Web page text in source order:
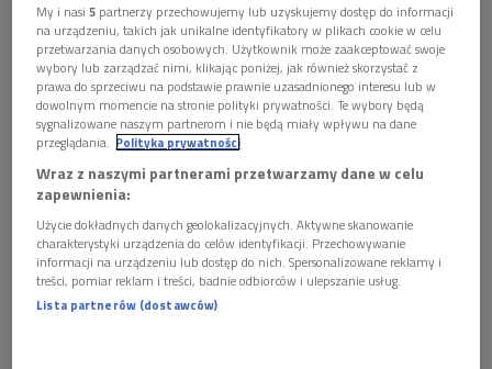
Piotr Kędziorek pierwszy raz wystąpił publicznie w
nowej roli - dyrektora radiowej Dwójki.
Podczas wywiadu w "Poranku Dwójki" mówił o swoim
pomyśle na stację i odpowiedzialności, którą czuje.
Więcej pogłębionej publicystyki, muzyczny status
quo i powroty dziennikarzy związanych w przeszłości z
Programem 2 - takie konkrety padły z ust nowego
szefa anteny.
Nowy szef Dwójki przez całe swoje zawodowe
My i nasi5 partnerzy przechowujemy lub uzyskujemy dostęp do informacji
na urządzeniu, takich jak unikalne identyfikatory w plikach cookie w celu
przetwarzania danych osobowych. Użytkownik może zaakceptować swoje
wybory lub zarządzać nimi, klikając poniżej, jak również skorzystać z
prawa do sprzeciwu na podstawie prawnie uzasadnionego interesu lub w
dowolnym momencie na stronie polityki prywatności. Te wybory będą
sygnalizowane naszym partnerom i nie będą miały wpływu na dane
przeglądania. Polityka prywatności
Wraz z naszymi partnerami przetwarzamy dane w celu
zapewnienia:
Użycie dokładnych danych geolokalizacyjnych. Aktywne skanowanie
charakterystyki urządzenia do celów identyfikacji. Przechowywanie
informacji na urządzeniu lub dostęp do nich. Spersonalizowane reklamy i
treści, pomiar reklam i treści, badnie odbiorców i ulepszanie usług.
Lista partnerów (dostawców)